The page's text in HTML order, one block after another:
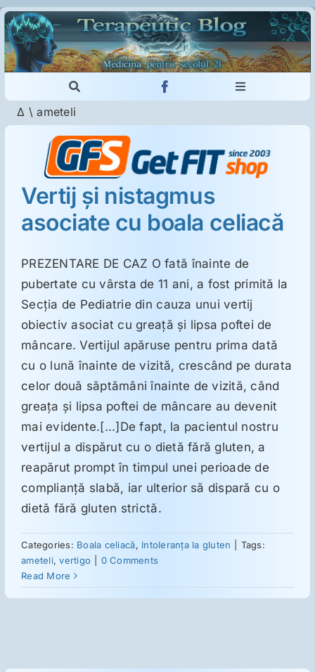
Skip
to
content
Toggle
Navigation
Cautare...
Toggle
Imunologie
Dermatologie
Psihiatrie
Neurologie
Intoleranţa la gluten
Reumatologie
Ginecologie
Mesajele lui Reichelt
Dietă
LDN
Δ \ ameteli
Vertij şi nistagmus
asociate cu boala celiacă
PREZENTARE DE CAZ O fată înainte de
pubertate cu vârsta de 11 ani, a fost primită la
Secţia de Pediatrie din cauza unui vertij
obiectiv asociat cu greaţă şi lipsa poftei de
mâncare. Vertijul apăruse pentru prima dată
cu o lună înainte de vizită, crescând pe durata
celor două săptămâni înainte de vizită, când
greaţa şi lipsa poftei de mâncare au devenit
mai evidente.[...]De fapt, la pacientul nostru
vertijul a dispărut cu o dietă fără gluten, a
reapărut prompt în timpul unei perioade de
complianţă slabă, iar ulterior să dispară cu o
dietă fără gluten strictă.
Categories: Boala celiacă, Intoleranţa la gluten
Tags:
ameteli,vertigo
0 Comments
Read More